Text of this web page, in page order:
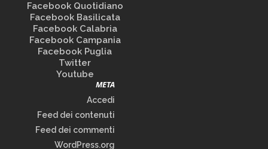
Facebook Quotidiano
Facebook Basilicata
Facebook Calabria
Facebook Campania
Facebook Puglia
Twitter
Youtube
META
Accedi
Feed dei contenuti
Feed dei commenti
WordPress.org